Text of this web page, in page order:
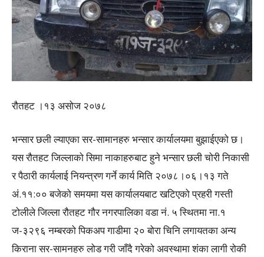
रौतहट ।१३ असोज २०७८
भन्सार छली ल्याएका सर-सामानहरु भन्सार कार्यालयमा बुझाईएको छ।
यस रौतहट जिल्लाको सिमा नाकाहरुबाट हुने भन्सार छली चोरी निकासी
र पैठारी कार्यलाई नियन्त्रण गर्ने कार्य मिति २०७८।०६।१३ गते
अं.११:०० बजेको समयमा यस कार्यालयबाट खटिएको प्रहरी गस्ती
टोलीले जिल्ला रौतहट गौर नगरपालिका वडा नं. ५ स्थितमा ना.१
ज-३२९६ नम्बरको पिकअप गाडीमा २० बोरा चिनि लगायतका अन्य
किराना सर-सामनहरु लोड गरी जाँदै गरेको अवस्थामा शंका लागी रोकी